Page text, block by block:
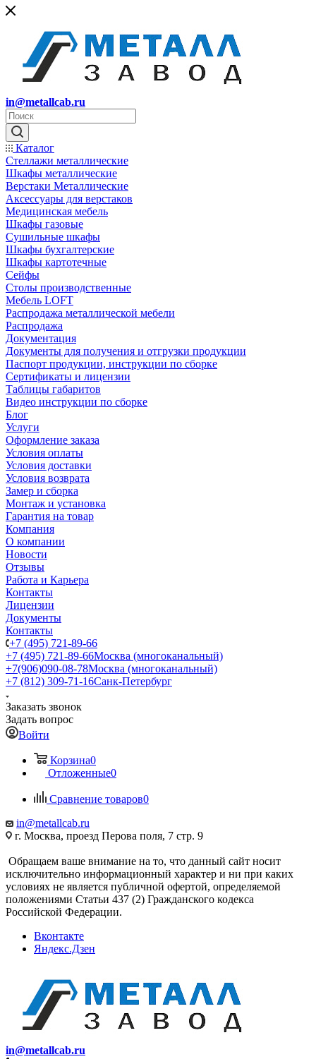
in@metallcab.ru
Каталог
Стеллажи металлические
Шкафы металлические
Верстаки Металлические
Аксессуары для верстаков
Медицинская мебель
Шкафы газовые
Сушильные шкафы
Шкафы бухгалтерские
Шкафы картотечные
Сейфы
Столы производственные
Мебель LOFT
Распродажа металлической мебели
Распродажа
Документация
Документы для получения и отгрузки продукции
Паспорт продукции, инструкции по сборке
Сертификаты и лицензии
Таблицы габаритов
Видео инструкции по сборке
Блог
Услуги
Оформление заказа
Условия оплаты
Условия доставки
Условия возврата
Замер и сборка
Монтаж и установка
Гарантия на товар
Компания
О компании
Новости
Отзывы
Работа и Карьера
Контакты
Лицензии
Документы
Контакты
+7 (495) 721-89-66
+7 (495) 721-89-66Москва (многоканальный)
+7(906)090-08-78Москва (многоканальный)
+7 (812) 309-71-16Санк-Петербург
Заказать звонок
Задать вопрос
Войти
Корзина0
Отложенные0
Сравнение товаров0
in@metallcab.ru
г. Москва, проезд Перова поля, 7 стр. 9
Обращаем ваше внимание на то, что данный сайт носит
исключительно информационный характер и ни при каких
условиях не является публичной офертой, определяемой
положениями Статьи 437 (2) Гражданского кодекса
Российской Федерации.
Вконтакте
Яндекс.Дзен
in@metallcab.ru